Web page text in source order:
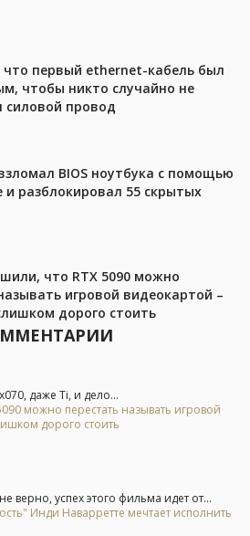
что первый ethernet-кабель был
чтобы никто случайно не
силовой провод
BIOS ноутбука с помощью
и разблокировал 55 скрытых
что RTX 5090 можно
игровой видеокартой –
дорого стоить
даже Ti, и дело...
можно перестать называть игровой
дорого стоить
верно, успех этого фильма идет от...
Инди Наварретте мечтает исполнить